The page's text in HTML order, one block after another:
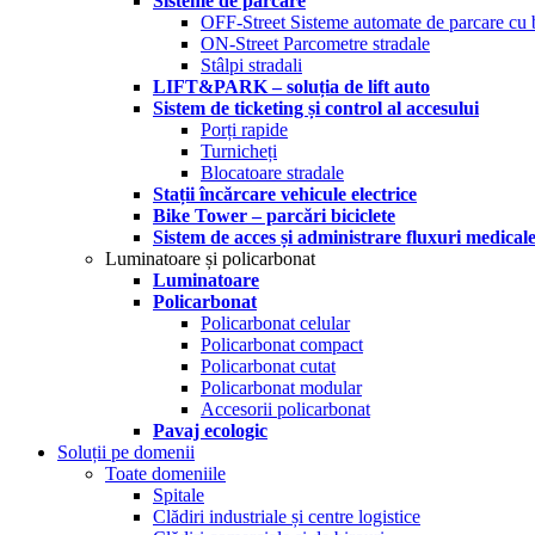
OFF-Street Sisteme automate de parcare cu
ON-Street Parcometre stradale
Stâlpi stradali
LIFT&PARK – soluția de lift auto
Sistem de ticketing și control al accesului
Porți rapide
Turnicheți
Blocatoare stradale
Stații încărcare vehicule electrice
Bike Tower – parcări biciclete
Sistem de acces și administrare fluxuri medicale
Luminatoare și policarbonat
Luminatoare
Policarbonat
Policarbonat celular
Policarbonat compact
Policarbonat cutat
Policarbonat modular
Accesorii policarbonat
Pavaj ecologic
Soluții pe domenii
Toate domeniile
Spitale
Clădiri industriale și centre logistice